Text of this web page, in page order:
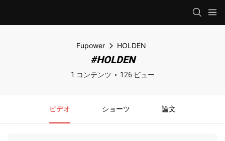
Fupower HOLDEN
#HOLDEN
1 コンテンツ 126 ビュー
ビデオ ショーツ 論文